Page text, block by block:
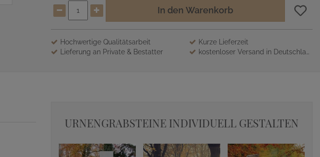
In den Warenkorb
Hochwertige Qualitätsarbeit
Kurze Lieferzeit
Lieferung an Private & Bestatter
kostenloser Versand in Deutschland
URNENGRABSTEINE INDIVIDUELL GESTALTEN